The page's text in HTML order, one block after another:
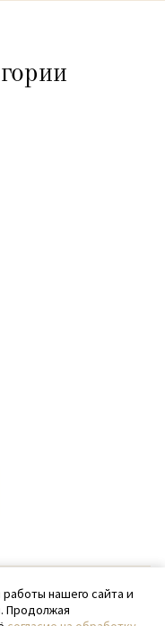
нашего сайта и
Продолжая